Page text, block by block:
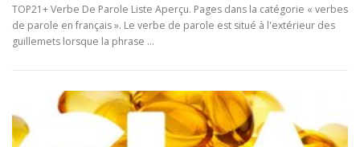
TOP21+ Verbe De Parole Liste Aperçu. Pages dans la catégorie « verbes
de parole en français ». Le verbe de parole est situé à l'extérieur des
guillemets lorsque la phrase …